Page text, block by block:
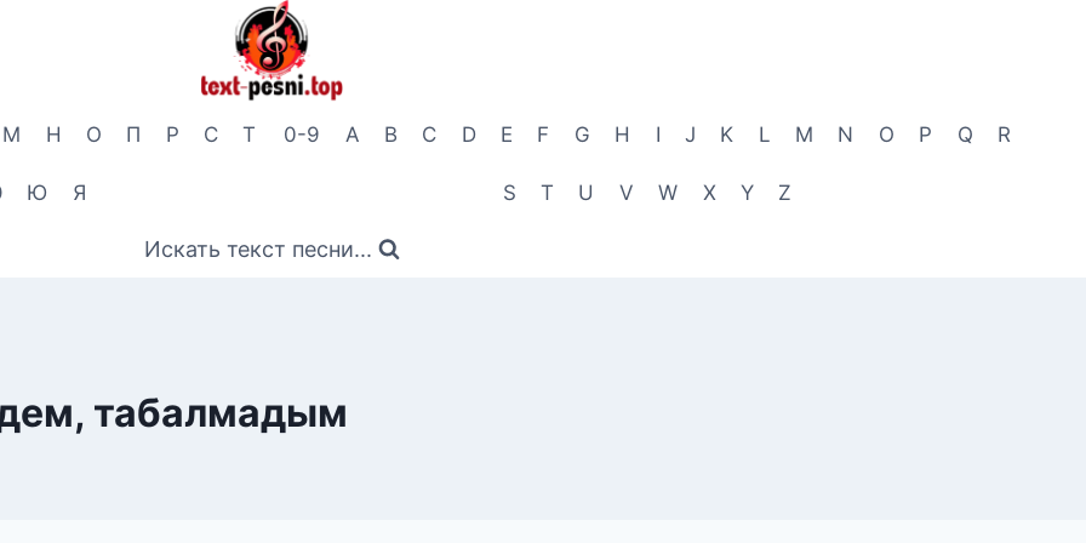
М Н О П Р С Т
Ю Я
0-9 A B C D E F G H I J K L M N O P Q R
S T U V W X Y Z
Искать текст песни...
табалмадым